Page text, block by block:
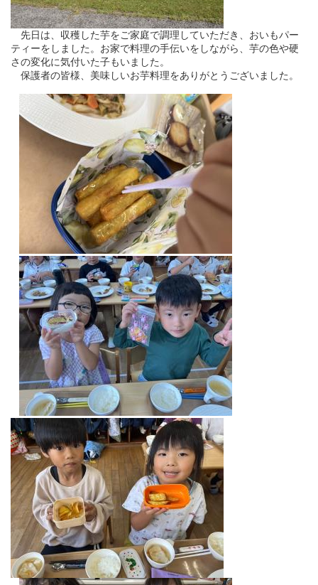
先日は、収穫した芋をご家庭で調理していただき、おいもパー
ティーをしました。お家で料理の手伝いをしながら、芋の色や硬
さの変化に気付いた子もいました。
保護者の皆様、美味しいお芋料理をありがとうございました。